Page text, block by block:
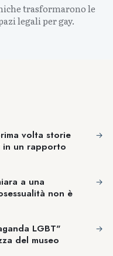
trasformarono le
legali per gay.
volta storie
in un rapporto
→
a una
non è
→
LGBT"
del museo
→